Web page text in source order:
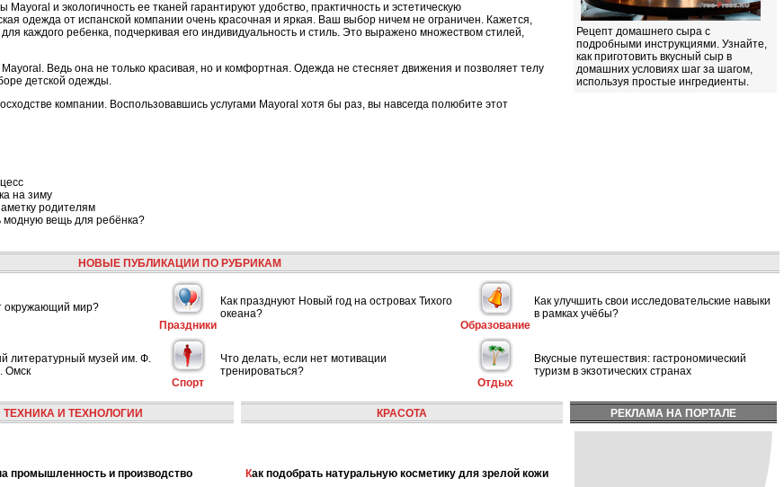
Mayoral и экологичность ее тканей гарантируют удобство, практичность и эстетическую
одежда от испанской компании очень красочная и яркая. Ваш выбор ничем не ограничен. Кажется,
каждого ребенка, подчеркивая его индивидуальность и стиль. Это выражено множеством стилей,
Ведь она не только красивая, но и комфортная. Одежда не стесняет движения и позволяет телу
детской одежды.
компании. Воспользовавшись услугами Mayoral хотя бы раз, вы навсегда полюбите этот
на зиму
родителям
модную вещь для ребёнка?
Рецепт домашнего сыра с
подробными инструкциями. Узнайте,
как приготовить вкусный сыр в
домашних условиях шаг за шагом,
используя простые ингредиенты.
НОВЫЕ ПУБЛИКАЦИИ ПО РУБРИКАМ
окружающий мир?
Праздники
Как празднуют Новый год на островах Тихого
океана?
Образование
Как улучшить свои исследовательские навыки
в рамках учёбы?
литературный музей им. Ф.
Омск
Спорт
Что делать, если нет мотивации
тренироваться?
Отдых
Вкусные путешествия: гастрономический
туризм в экзотических странах
ТЕХНИКА И ТЕХНОЛОГИИ
на промышленность и производство
КРАСОТА
Как подобрать натуральную косметику для зрелой кожи
РЕКЛАМА НА ПОРТАЛЕ